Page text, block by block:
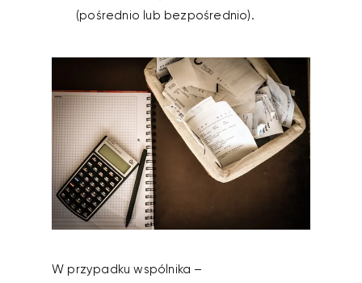
(pośrednio lub bezpośrednio).
W przypadku wspólnika –